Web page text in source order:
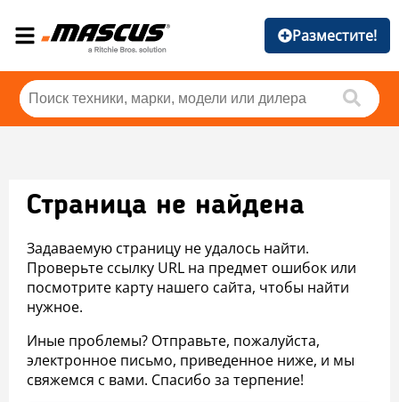
Разместите!
Страница не найдена
Задаваемую страницу не удалось найти.
Проверьте ссылку URL на предмет ошибок или
посмотрите карту нашего сайта, чтобы найти
нужное.
Иные проблемы? Отправьте, пожалуйста,
электронное письмо, приведенное ниже, и мы
свяжемся с вами. Спасибо за терпение!